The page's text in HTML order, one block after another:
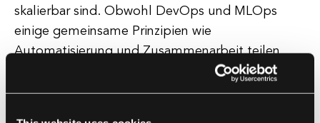
skalierbar sind. Obwohl DevOps und MLOps
einige gemeinsame Prinzipien wie
Automatisierung und Zusammenarbeit teilen,